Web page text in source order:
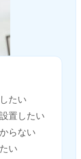
たい
置したい
らない
い